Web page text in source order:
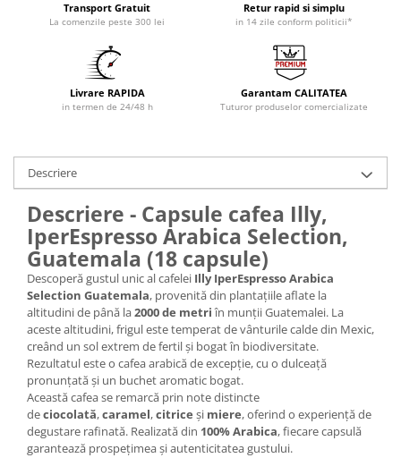
Transport Gratuit
La comenzile peste 300 lei
Retur rapid si simplu
in 14 zile conform politicii*
Livrare RAPIDA
in termen de 24/48 h
Garantam CALITATEA
Tuturor produselor comercializate
Descriere
Descriere - Capsule cafea Illy,
IperEspresso Arabica Selection,
Guatemala (18 capsule)
Descoperă gustul unic al cafelei Illy IperEspresso Arabica
Selection Guatemala, provenită din plantațiile aflate la
altitudini de până la2000 de metriîn munții Guatemalei. La
aceste altitudini, frigul este temperat de vânturile calde din Mexic,
creând un sol extrem de fertil și bogat în biodiversitate.
Rezultatul este o cafea arabică de excepție, cu o dulceață
pronunțată și un buchet aromatic bogat.
Această cafea se remarcă prin note distincte
deciocolată,caramel,citrice și miere, oferind o experiență de
degustare rafinată. Realizată din 100% Arabica, fiecare capsulă
garantează prospețimea și autenticitatea gustului.